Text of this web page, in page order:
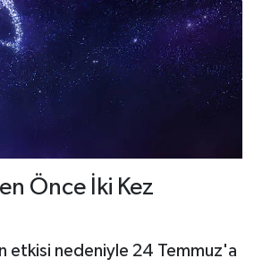
Önce İki Kez
etkisi nedeniyle 24 Temmuz'a